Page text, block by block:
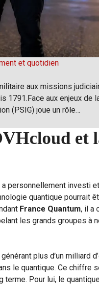
et quotidien
aux missions
1791.Face aux enjeux de
(PSIG) joue un rôle…
et
a personnellement investi
quantique pourrait
France Quantum, il a
les grands groupes à
plus d’un milliard
le quantique. Ce
Pour lui, le